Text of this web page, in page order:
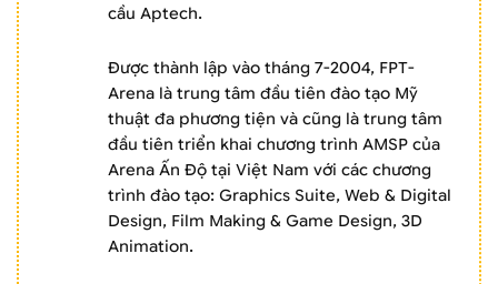
cầu Aptech.
Được thành lập vào tháng 7-2004, FPT-
Arena là trung tâm đầu tiên đào tạo Mỹ
thuật đa phương tiện và cũng là trung tâm
đầu tiên triển khai chương trình AMSP của
Arena Ấn Độ tại Việt Nam với các chương
trình đào tạo: Graphics Suite, Web & Digital
Design, Film Making & Game Design, 3D
Animation.